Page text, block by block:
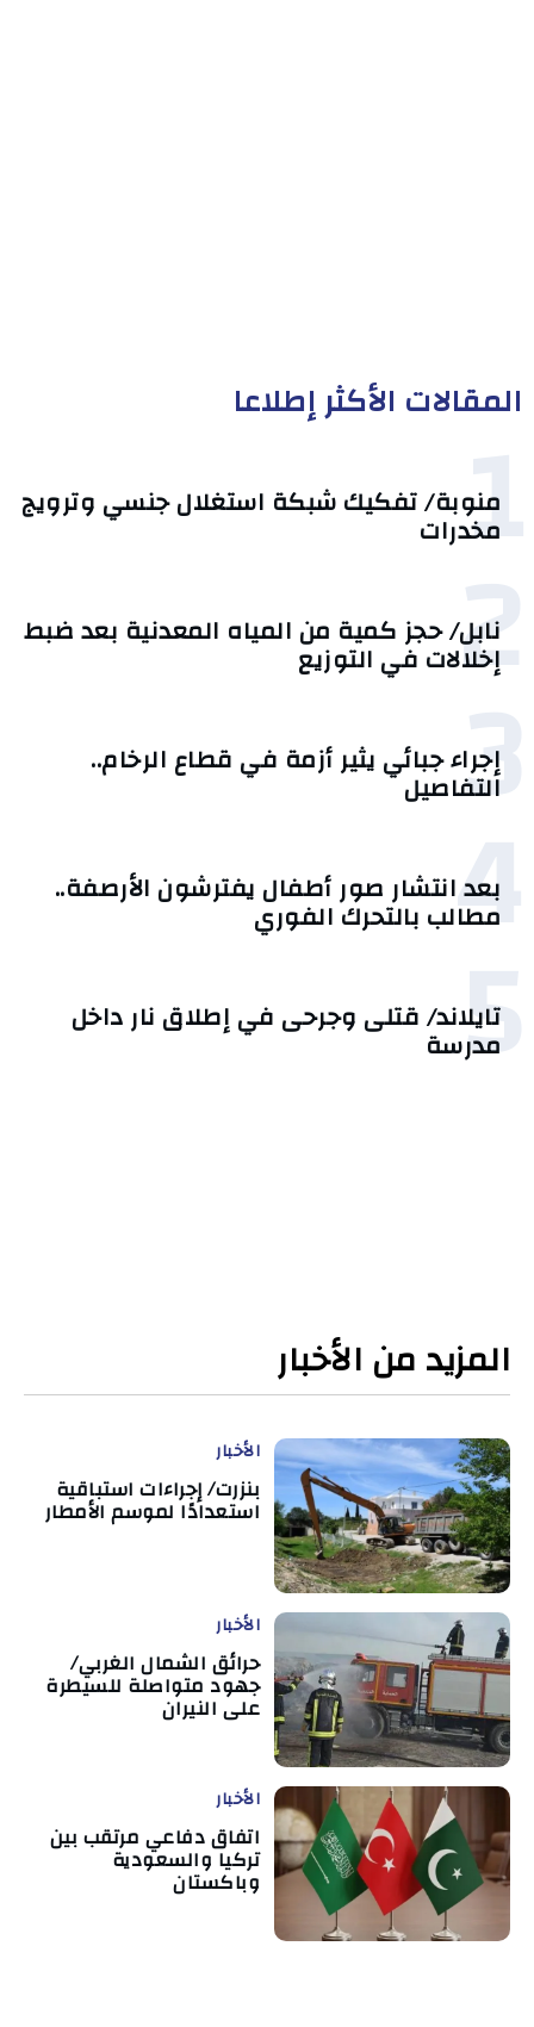
المقالات الأكثر إطلاعا
1
منوبة/ تفكيك شبكة استغلال جنسي وترويج
مخدرات
2
نابل/ حجز كمية من المياه المعدنية بعد ضبط
إخلالات في التوزيع
3
إجراء جبائي يثير أزمة في قطاع الرخام..
التفاصيل
4
بعد انتشار صور أطفال يفترشون الأرصفة..
مطالب بالتحرك الفوري
5
تايلاند/ قتلى وجرحى في إطلاق نار داخل
مدرسة
المزيد من الأخبار
الأخبار
بنزرت/ إجراءات استباقية
استعدادًا لموسم الأمطار
الأخبار
حرائق الشمال الغربي/
جهود متواصلة للسيطرة
على النيران
الأخبار
اتفاق دفاعي مرتقب بين
تركيا والسعودية
وباكستان